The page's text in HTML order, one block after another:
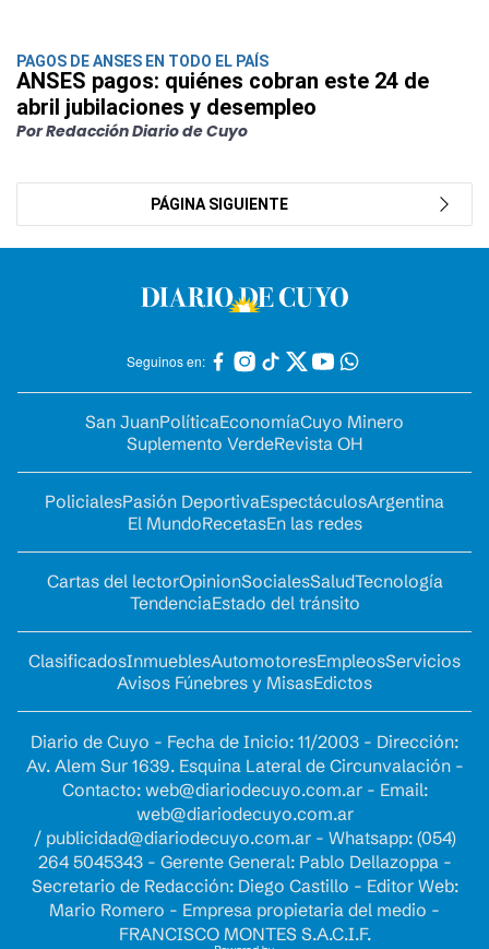
PAGOS DE ANSES EN TODO EL PAÍS
ANSES pagos: quiénes cobran este 24 de
abril jubilaciones y desempleo
Por Redacción Diario de Cuyo
PÁGINA SIGUIENTE
Seguinos en:
San JuanPolíticaEconomíaCuyo Minero
Suplemento VerdeRevista OH
PolicialesPasión DeportivaEspectáculosArgentina
El MundoRecetasEn las redes
Cartas del lectorOpinionSocialesSaludTecnología
TendenciaEstado del tránsito
ClasificadosInmueblesAutomotoresEmpleosServicios
Avisos Fúnebres y MisasEdictos
Diario de Cuyo - Fecha de Inicio: 11/2003 - Dirección:
Av. Alem Sur 1639. Esquina Lateral de Circunvalación -
Contacto: web@diariodecuyo.com.ar- Email:
web@diariodecuyo.com.ar
/ publicidad@diariodecuyo.com.ar- Whatsapp: (054)
264 5045343 - Gerente General: Pablo Dellazoppa -
Secretario de Redacción: Diego Castillo - Editor Web:
Mario Romero - Empresa propietaria del medio -
FRANCISCO MONTES S.A.C.I.F.